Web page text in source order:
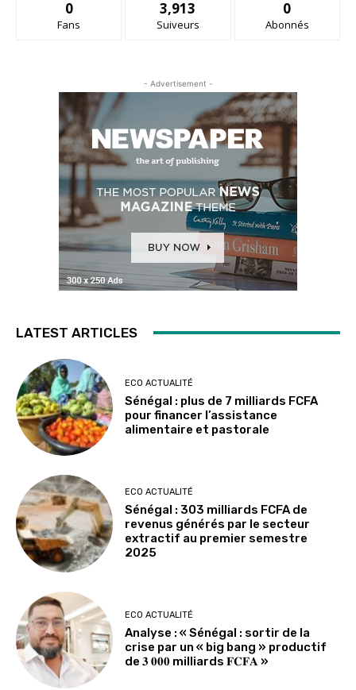
0
Fans
3,913
Suiveurs
0
Abonnés
- Advertisement -
LATEST ARTICLES
ECO ACTUALITÉ
Sénégal : plus de 7 milliards FCFA
pour financer l’assistance
alimentaire et pastorale
ECO ACTUALITÉ
Sénégal : 303 milliards FCFA de
revenus générés par le secteur
extractif au premier semestre
2025
ECO ACTUALITÉ
Analyse : « Sénégal : sortir de la
crise par un « big bang » productif
de 𝟑 𝟎𝟎𝟎 milliards 𝐅𝐂𝐅𝐀 »